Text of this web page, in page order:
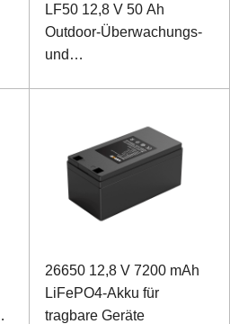
LF50 12,8 V 50 Ah
Outdoor-Überwachungs-
und
26650 12,8 V 7200 mAh
LiFePO4-Akku für
tragbare Geräte